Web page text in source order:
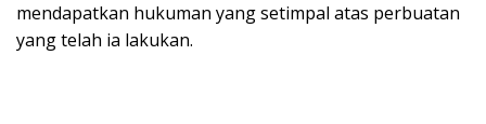
mendapatkan hukuman yang setimpal atas perbuatan
yang telah ia lakukan.